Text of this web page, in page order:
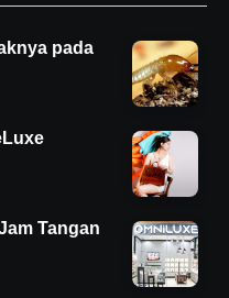
pada
Tangan